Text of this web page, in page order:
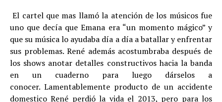
El cartel que mas llamó la atención de los músicos fue
uno que decía que Emana era “un momento mágico” y
que su música lo ayudaba día a día a batallar y enfrentar
sus problemas. René además acostumbraba después de
los shows anotar detalles constructivos hacia la banda
en un cuaderno para luego dárselos a
conocer. Lamentablemente producto de un accidente
domestico René perdió la vida el 2013, pero para los